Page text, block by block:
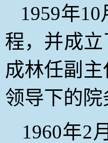
1959年10
程，并成
成林任副
领导下的
1960年2